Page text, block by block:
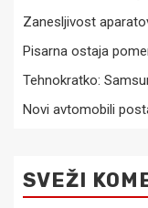
Zanesljivost
Pisarna ostaja
Tehnokratko:
Novi avtomobili
SVEŽI